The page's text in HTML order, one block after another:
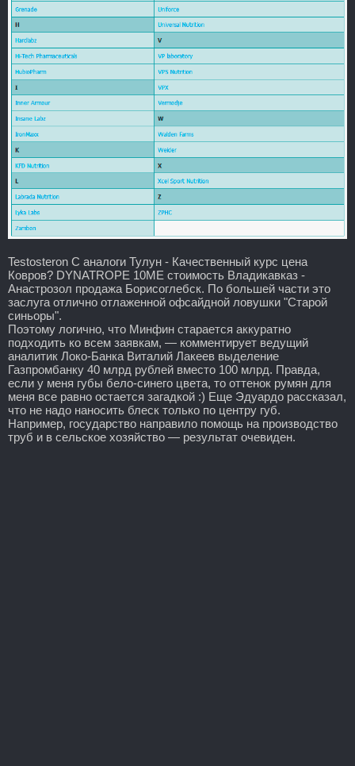
Testosteron C аналоги Тулун - Качественный курс цена
Ковров? DYNATROPE 10ME стоимость Владикавказ -
Анастрозол продажа Борисоглебск. По большей части это
заслуга отлично отлаженной офсайдной ловушки "Старой
синьоры".
Поэтому логично, что Минфин старается аккуратно
подходить ко всем заявкам, — комментирует ведущий
аналитик Локо-Банка Виталий Лакеев выделение
Газпромбанку 40 млрд рублей вместо 100 млрд. Правда,
если у меня губы бело-синего цвета, то оттенок румян для
меня все равно остается загадкой :) Еще Эдуардо рассказал,
что не надо наносить блеск только по центру губ.
Например, государство направило помощь на производство
труб и в сельское хозяйство — результат очевиден.